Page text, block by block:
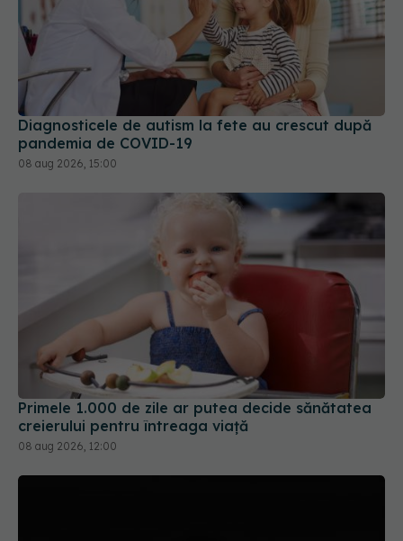
Diagnosticele de autism la fete au crescut după
pandemia de COVID-19
08 aug 2026, 15:00
Primele 1.000 de zile ar putea decide sănătatea
creierului pentru întreaga viață
08 aug 2026, 12:00